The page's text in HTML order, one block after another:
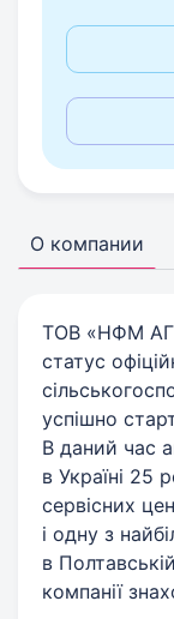
О компании
ТОВ «НФМ
статус
успішно
В даний час
в Україні 25
сервісних
і одну з
в
компанії